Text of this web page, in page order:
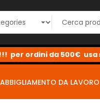
ABBIGLIAMENTO DA LAVORO